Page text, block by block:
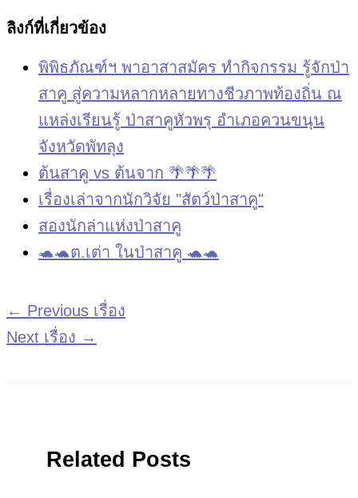
ลิงก์ที่เกี่ยวข้อง
พิพิธภัณฑ์ฯ พาอาสาสมัคร ทำกิจกรรม รู้จักป่า
สาคู สู่ความหลากหลายทางชีวภาพท้องถิ่น ณ
แหล่งเรียนรู้ ป่าสาคูหัวพรุ อำเภอควนขนุน
จังหวัดพัทลุง
ต้นสาคู vs ต้นจาก 🌴🌴🌴
เรื่องเล่าจากนักวิจัย "สัตว์ป่าสาคู"
สองนักล่าแห่งป่าสาคู
🐢🐢ต.เต่า ในป่าสาคู 🐢🐢
← Previous เรื่อง
Next เรื่อง →
Related Posts